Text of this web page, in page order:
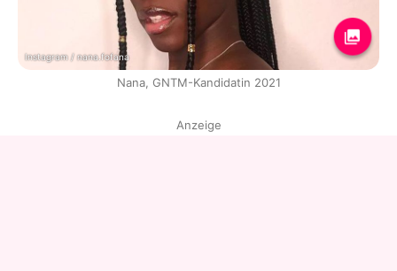
Instagram / nana.fofana
Nana, GNTM-Kandidatin 2021
Anzeige